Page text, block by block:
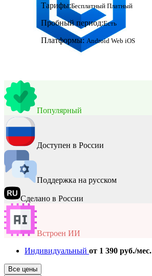
Тарифы:Бесплатный Платный
Пробный период:Есть
Платформы:Android Web iOS
Популярный
Доступен в России
Поддержка на русском
Сделано в России
Встроен ИИ
Индивидуальный от 1 390 руб./мес.
Все цены